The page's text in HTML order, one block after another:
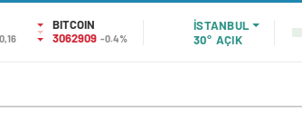
0,16
BITCOIN
3062909 -0.4%
İSTANBUL
30° AÇIK